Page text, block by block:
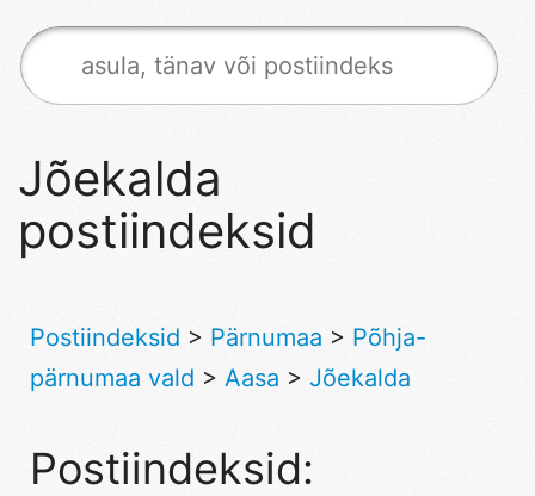
Jõekalda
postiindeksid
Postiindeksid > Pärnumaa > Põhja-
pärnumaa vald > Aasa > Jõekalda
Postiindeksid: